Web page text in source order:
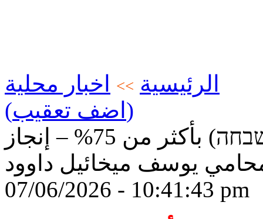
الرئيسية >>
اخبار محلية
(اضف تعقيب)
تخفيض ضريبة تحسين (היטל השבחה) بأكثر من 75% – إنجاز
يوسف ميخائيل داوود
07/06/2026 - 10:41:43 pm